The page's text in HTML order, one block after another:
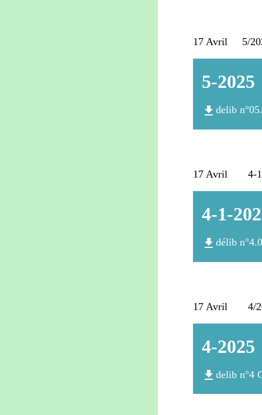
17 Avril 5/
5-2025
file_download delib
17 Avril 4-1/
4-1-
file_download délib
17 Avril 4/
4-2025
file_download delib n°4